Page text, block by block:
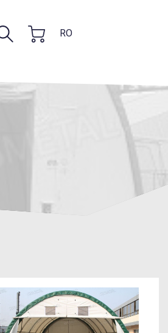
RO